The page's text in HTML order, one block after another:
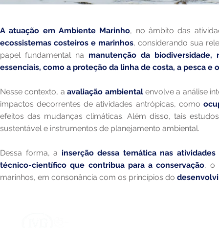
A atuação em Ambiente Marinho, no âmbito das
ecossistemas costeiros e marinhos, considerando sua
papel fundamental na manutenção da
essenciais, como a proteção da linha de costa, a pesca e
Nesse contexto, aavaliação ambientalenvolve a análise
impactos decorrentes de atividades antrópicas, como
efeitos das mudanças climáticas. Além disso, tais
sustentável e instrumentos de planejamento ambiental.
Dessa forma, a inserção dessa temática nas atividades
técnico-científico que contribua para a conservação, o
marinhos, em consonância com os princípios do